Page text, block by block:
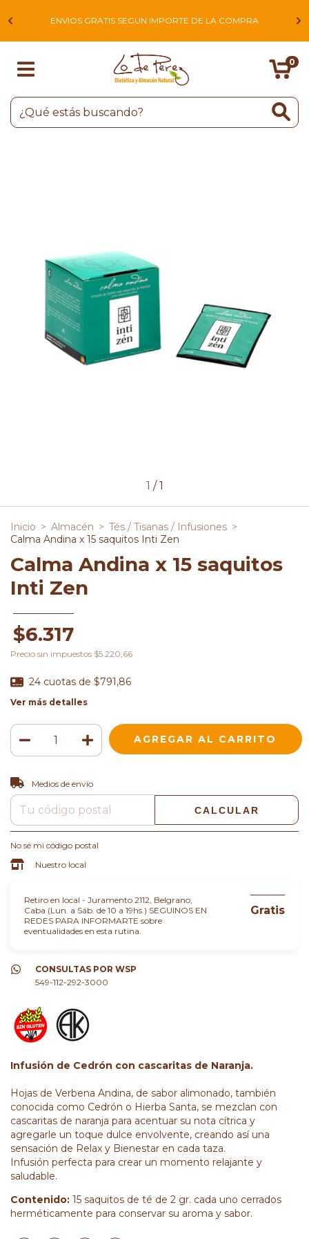
ENVIOS GRATIS SEGUN IMPORTE DE LA COMPRA
0
1 /1
Inicio > Almacén > Tés / Tisanas / Infusiones >
Calma Andina x 15 saquitos Inti Zen
Calma Andina x 15 saquitos
Inti Zen
$6.317
Precio sin impuestos $5.220,66
24 cuotas de $791,86
Ver más detalles
Entregas para el CP:
Medios de envío
CALCULAR
No sé mi código postal
Nuestro local
Retiro en local - Juramento 2112, Belgrano,
Caba (Lun. a Sáb. de 10 a 19hs.) SEGUINOS EN
REDES PARA INFORMARTE sobre
eventualidades en esta rutina.
Gratis
CONSULTAS POR WSP
549-112-292-3000
Infusión de Cedrón con cascaritas de Naranja.
Hojas de Verbena Andina, de sabor alimonado, también
conocida como Cedrón o Hierba Santa, se mezclan con
cascaritas de naranja para acentuar su nota cítrica y
agregarle un toque dulce envolvente, creando así una
sensación de Relax y Bienestar en cada taza.
Infusión perfecta para crear un momento relajante y
saludable.
Contenido: 15 saquitos de té de 2 gr. cada uno cerrados
herméticamente para conservar su aroma y sabor.